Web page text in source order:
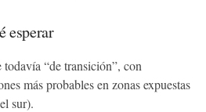
esperar
todavía “de transición”, con
más probables en zonas expuestas
sur).